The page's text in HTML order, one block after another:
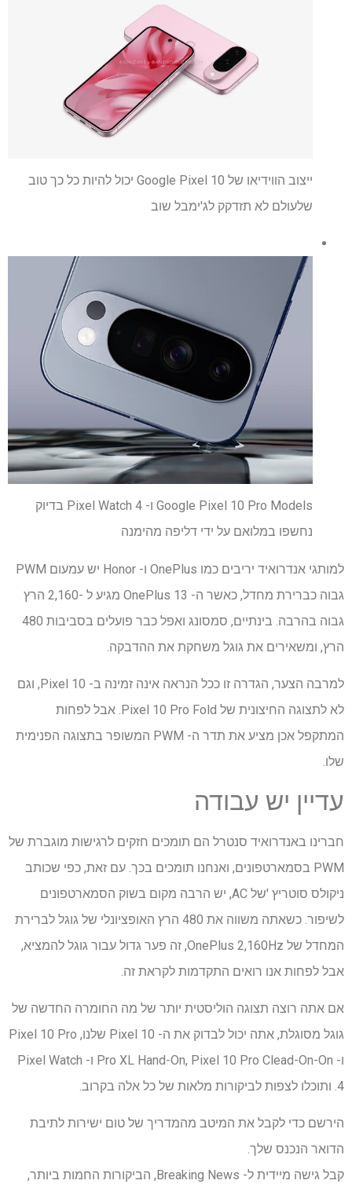
ייצוב הווידיאו של Google Pixel 10 יכול להיות כל כך טוב
שלעולם לא תזדקק לג'ימבל שוב
Google Pixel 10 Pro Models ו- Pixel Watch 4 בדיוק
נחשפו במלואם על ידי דליפה מהימנה
למותגי אנדרואיד יריבים כמו OnePlus ו- Honor יש עמעום PWM
גבוה כברירת מחדל, כאשר ה- OnePlus 13 מגיע ל -2,160 הרץ
גבוה בהרבה. בינתיים, סמסונג ואפל כבר פועלים בסביבות 480
הרץ, ומשאירים את גוגל משחקת את ההדבקה.
למרבה הצער, הגדרה זו ככל הנראה אינה זמינה ב- Pixel 10, וגם
לא לתצוגה החיצונית של Pixel 10 Pro Fold. אבל לפחות
המתקפל אכן מציע את תדר ה- PWM המשופר בתצוגה הפנימית
שלו.
עדיין יש עבודה
חברינו באנדרואיד סנטרל הם תומכים חזקים לרגישות מוגברת של
PWM בסמארטפונים, ואנחנו תומכים בכך. עם זאת, כפי שכותב
ניקולס סוטריץ 'של AC, יש הרבה מקום בשוק הסמארטפונים
לשיפור. כשאתה משווה את 480 הרץ האופציונלי של גוגל לברירת
המחדל של OnePlus 2,160Hz, זה פער גדול עבור גוגל להמציא,
אבל לפחות אנו רואים התקדמות לקראת זה.
אם אתה רוצה תצוגה הוליסטית יותר של מה החומרה החדשה של
גוגל מסוגלת, אתה יכול לבדוק את ה- Pixel 10 שלנו, Pixel 10 Pro
ו- Pro XL Hand-On, Pixel 10 Pro Clead-On-On ו- Pixel Watch
4. ותוכלו לצפות לביקורות מלאות של כל אלה בקרוב.
הירשם כדי לקבל את המיטב מהמדריך של טום ישירות לתיבת
הדואר הנכנס שלך.
קבל גישה מיידית ל- Breaking News, הביקורות החמות ביותר,